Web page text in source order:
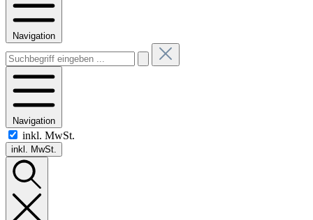
Navigation
Navigation
inkl. MwSt.
inkl. MwSt.